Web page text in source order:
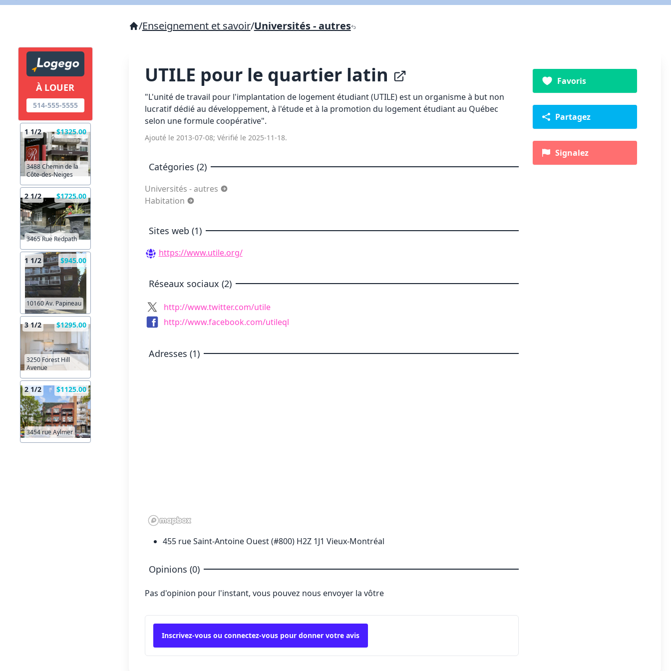
À LOUER
514-555-5555
1 1/2 $1325.00
3488 Chemin de la
Côte-des-Neiges
2 1/2 $1725.00
3465 Rue Redpath
1 1/2 $945.00
10160 Av. Papineau
3 1/2 $1295.00
3250 Forest Hill
Avenue
2 1/2 $1125.00
3454 rue Aylmer
/Enseignement et savoir/Universités - autres
UTILE pour le quartier latin
"L'unité de travail pour l'implantation de logement étudiant (UTILE) est un organisme à but non
lucratif dédié au développement, à l'étude et à la promotion du logement étudiant au Québec
selon une formule coopérative".
Ajouté le 2013-07-08; Vérifié le 2025-11-18.
Catégories (2)
Universités - autres
Habitation
Sites web (1)
https://www.utile.org/
Réseaux sociaux (2)
http://www.twitter.com/utile
http://www.facebook.com/utileql
Adresses (1)
455 rue Saint-Antoine Ouest (#800) H2Z 1J1 Vieux-Montréal
Opinions (0)
Pas d'opinion pour l'instant, vous pouvez nous envoyer la vôtre
Inscrivez-vous ou connectez-vous pour donner votre avis
Favoris
Partagez
Signalez
Lien vers inscription (sera inclus dans courriel)